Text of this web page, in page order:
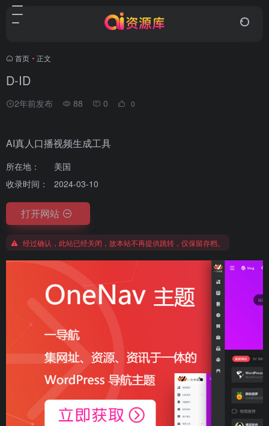
首页 • 正文
D-ID
2年前发布 88 0 0
AI真人口播视频生成工具
所在地：
美国
收录时间：
2024-03-10
打开网站
经过确认，此站已经关闭，故本站不再提供跳转，仅保留存档。